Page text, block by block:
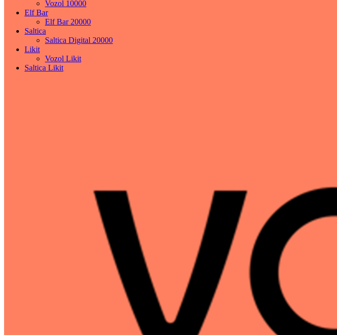
Vozol 10000
Elf Bar
Elf Bar 20000
Saltica
Saltica Digital 20000
Likit
Vozol Likit
Saltica Likit